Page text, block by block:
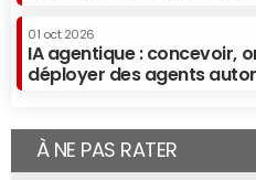
01 oct 2026
IA agentique : concevoir,
déployer des agents
À NE PAS RATER